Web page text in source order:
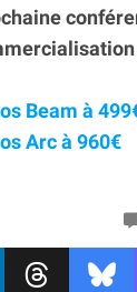
Beam à
Arc à 960€